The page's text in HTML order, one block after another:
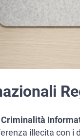
illecita con